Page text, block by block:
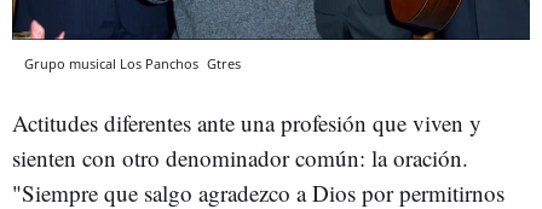
Grupo musical Los Panchos Gtres
Actitudes diferentes ante una profesión que viven y
sienten con otro denominador común: la oración.
"Siempre que salgo agradezco a Dios por permitirnos